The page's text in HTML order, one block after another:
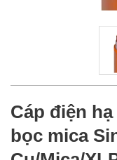
Cáp điện
bọc mica